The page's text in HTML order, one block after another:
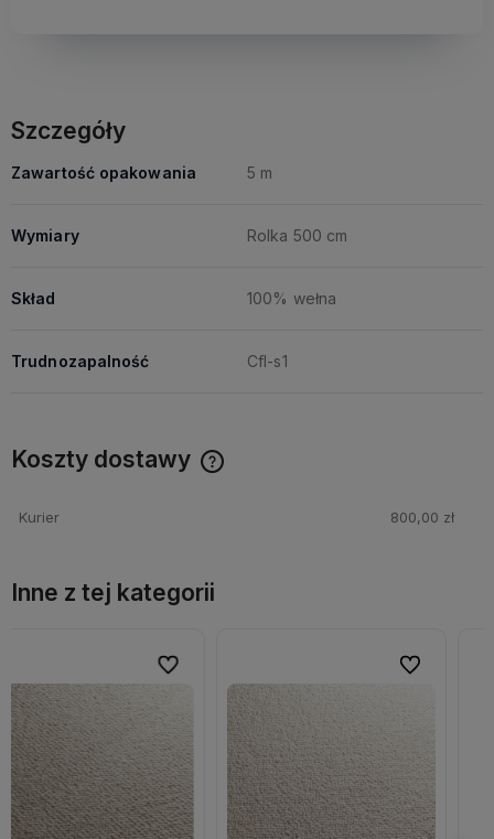
Szczegóły
Zawartość opakowania 5 m
Wymiary Rolka 500 cm
Skład 100% wełna
Trudnozapalność Cfl-s1
Koszty dostawy
Kurier 800,00 zł
Inne z tej kategorii